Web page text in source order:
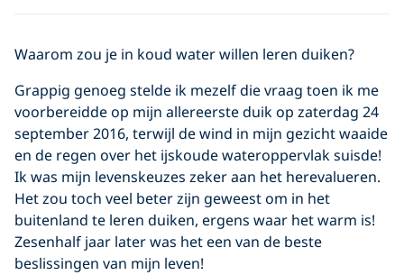
Waarom zou je in koud water willen leren duiken?
Grappig genoeg stelde ik mezelf die vraag toen ik me
voorbereidde op mijn allereerste duik op zaterdag 24
september 2016, terwijl de wind in mijn gezicht waaide
en de regen over het ijskoude wateroppervlak suisde!
Ik was mijn levenskeuzes zeker aan het herevalueren.
Het zou toch veel beter zijn geweest om in het
buitenland te leren duiken, ergens waar het warm is!
Zesenhalf jaar later was het een van de beste
beslissingen van mijn leven!